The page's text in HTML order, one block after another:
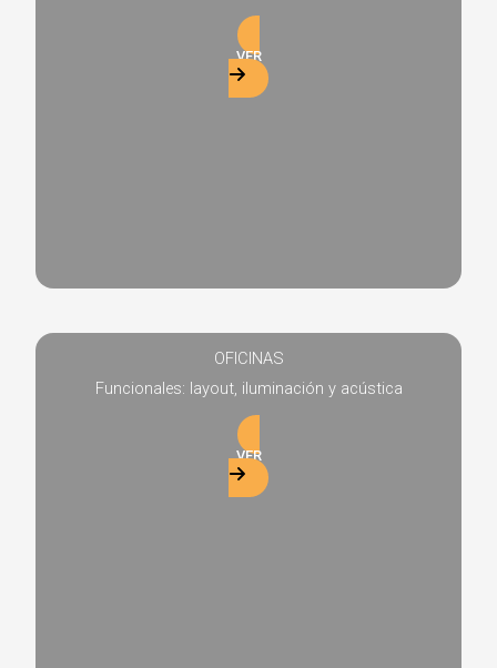
VER
OFICINAS
Funcionales: layout, iluminación y acústica
VER